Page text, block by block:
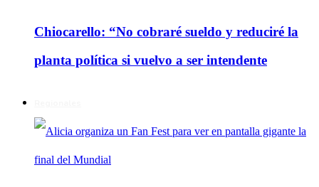
Chiocarello: “No cobraré sueldo y reduciré la
planta política si vuelvo a ser intendente